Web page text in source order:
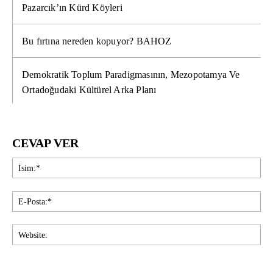
Pazarcık’ın Kürd Köyleri
Bu fırtına nereden kopuyor? BAHOZ
Demokratik Toplum Paradigmasının, Mezopotamya Ve
Ortadoğudaki Kültürel Arka Planı
CEVAP VER